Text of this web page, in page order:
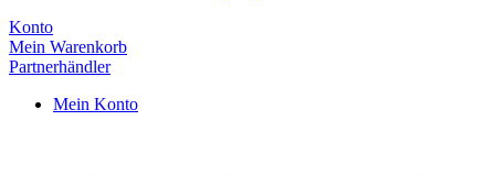
Konto
Mein Warenkorb
Partnerhändler
Mein Konto